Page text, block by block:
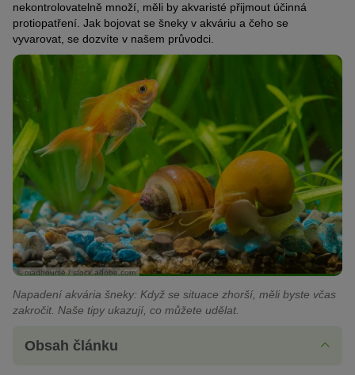
nekontrolovatelně množí, měli by akvaristé přijmout účinná
protiopatření. Jak bojovat se šneky v akváriu a čeho se
vyvarovat, se dozvíte v našem průvodci.
© madhourse / stock.adobe.com
Napadení akvária šneky: Když se situace zhorší, měli byste včas
zakročit. Naše tipy ukazují, co můžete udělat.
Obsah článku